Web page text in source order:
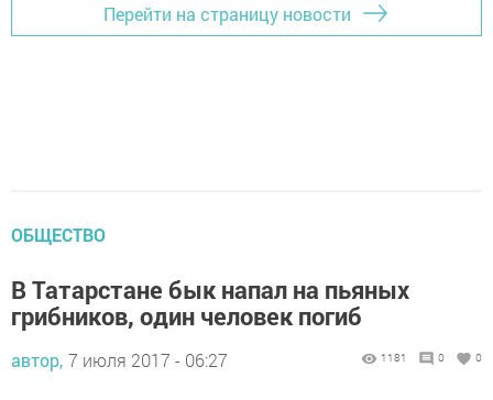
Перейти на страницу новости
ОБЩЕСТВО
В Татарстане бык напал на пьяных
грибников, один человек погиб
автор, 7 июля 2017 - 06:27 1181 0 0